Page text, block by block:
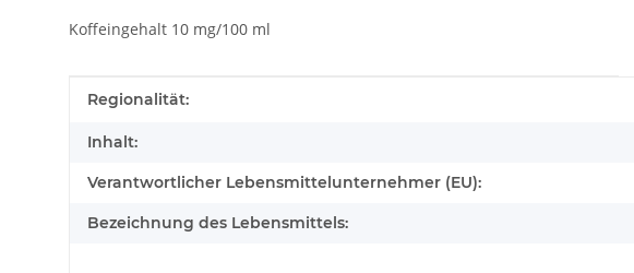
Koffeingehalt 10 mg/100 ml
Produkteigenschaft
Wert
Regionalität:
Inhalt:
Verantwortlicher Lebensmittelunternehmer (EU):
Bezeichnung des Lebensmittels: